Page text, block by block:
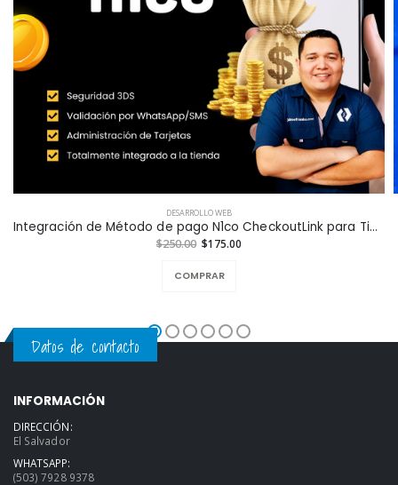
DESARROLLO WEB
Integración de Método de pago N1co CheckoutLink para Tiendas en Línea a la Medida
$250.00 $175.00
COMPRAR
Datos de contacto
INFORMACIÓN
DIRECCIÓN:
El Salvador
WHATSAPP:
(503) 7928 9378